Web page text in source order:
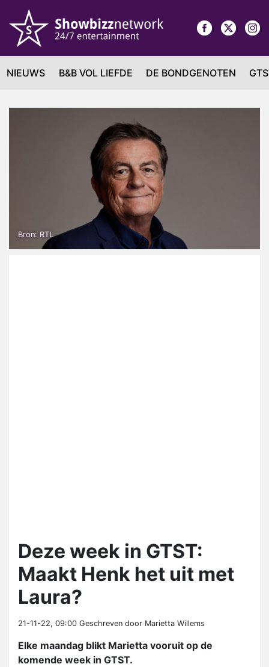
NIEUWS B&B VOL LIEFDE DE BONDGENOTEN
Bron: RTL
Deze week in GTST:
Maakt Henk het uit met
Laura?
21-11-22, 09:00 Geschreven door Marietta Willems
Elke maandag blikt Marietta vooruit op de
komende week in GTST.